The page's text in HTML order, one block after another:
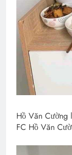
Hồ Văn Cường
FC Hồ Văn